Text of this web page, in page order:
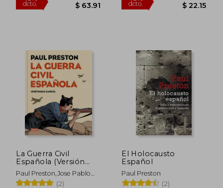
45%
dcto. $ 63.91
45%
dcto.
La Guerra Civil
Española (Versión
Gráfica)
Paul Preston,Jose Pablo
Garcia
(2)
El Holocausto
Español
Paul Preston
(2)